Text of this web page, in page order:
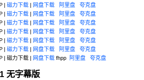
| 磁力下载 | 网盘下载 阿里盘
夸克盘
| 磁力下载 | 网盘下载 阿里盘
夸克盘
| 磁力下载 | 网盘下载 阿里盘
夸克盘
| 磁力下载 | 网盘下载 阿里盘
夸克盘
| 磁力下载 | 网盘下载 阿里盘
夸克盘
| 磁力下载 | 网盘下载 阿里盘
夸克盘
| 磁力下载 | 网盘下载 fhpp 阿里盘 夸克盘
无字幕版